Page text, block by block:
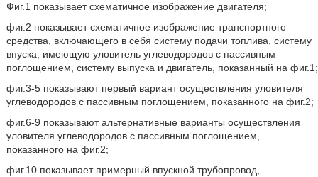
Фиг.1 показывает схематичное изображение двигателя;
фиг.2 показывает схематичное изображение транспортного
средства, включающего в себя систему подачи топлива, систему
впуска, имеющую уловитель углеводородов с пассивным
поглощением, систему выпуска и двигатель, показанный на фиг.1;
фиг.3-5 показывают первый вариант осуществления уловителя
углеводородов с пассивным поглощением, показанного на фиг.2;
фиг.6-9 показывают альтернативные варианты осуществления
уловителя углеводородов с пассивным поглощением,
показанного на фиг.2;
фиг.10 показывает примерный впускной трубопровод,